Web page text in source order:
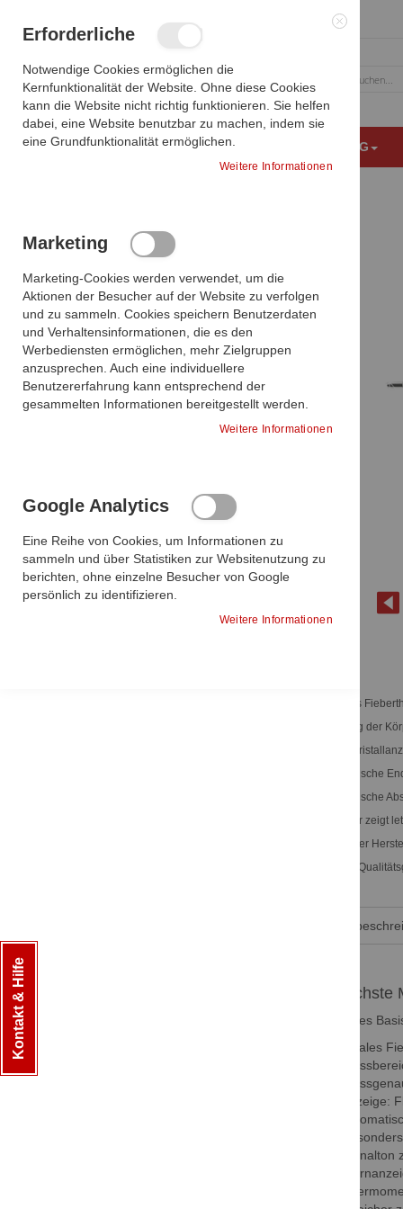
Inhalt
Suche
MEDIZINISCHE BILDGEBUNG OP AUSSTATTUNG
Bildgalerie
springen
Bildgalerie
Digitales
Messung der
Automatische
Automatische
Speicher zeigt
Deutscher
2 Jahre
Dieses
Digitales
•
•
• Anzeige:
•
•
•
•
•
Produkte vergleichen
Sie haben keine Artikel zum vergleichen.
Meine Wunschliste
In den Warenkorb
In den Warenkorb
DIESEN
ARTIKEL
ENTFERNEN
Sie haben keine Artikel auf Ihrer
Wunschliste.
Kontakt & Hilfe
Erforderliche
Notwendige Cookies ermöglichen die
Kernfunktionalität der Website. Ohne diese Cookies
kann die Website nicht richtig funktionieren. Sie helfen
dabei, eine Website benutzbar zu machen, indem sie
eine Grundfunktionalität ermöglichen.
Weitere Informationen
Marketing
Marketing-Cookies werden verwendet, um die
Aktionen der Besucher auf der Website zu verfolgen
und zu sammeln. Cookies speichern Benutzerdaten
und Verhaltensinformationen, die es den
Werbediensten ermöglichen, mehr Zielgruppen
anzusprechen. Auch eine individuellere
Benutzererfahrung kann entsprechend der
gesammelten Informationen bereitgestellt werden.
Weitere Informationen
Google Analytics
Eine Reihe von Cookies, um Informationen zu
sammeln und über Statistiken zur Websitenutzung zu
berichten, ohne einzelne Besucher von Google
persönlich zu identifizieren.
Weitere Informationen